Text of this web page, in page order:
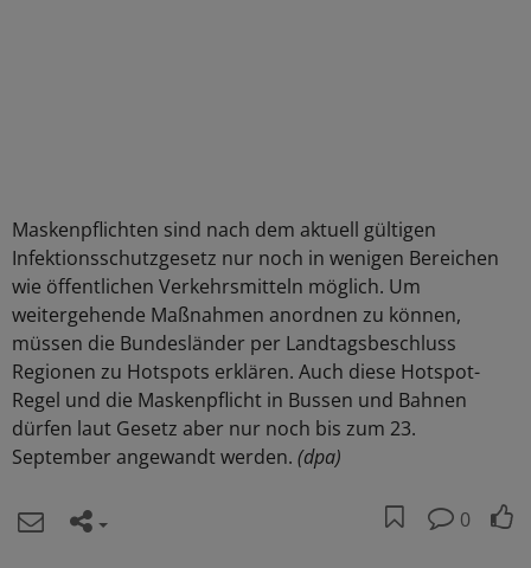
Maskenpflichten sind nach dem aktuell gültigen
Infektionsschutzgesetz nur noch in wenigen Bereichen
wie öffentlichen Verkehrsmitteln möglich. Um
weitergehende Maßnahmen anordnen zu können,
müssen die Bundesländer per Landtagsbeschluss
Regionen zu Hotspots erklären. Auch diese Hotspot-
Regel und die Maskenpflicht in Bussen und Bahnen
dürfen laut Gesetz aber nur noch bis zum 23.
September angewandt werden. (dpa)
0